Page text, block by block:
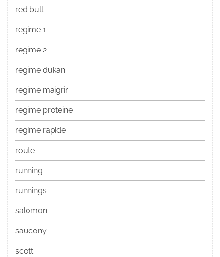
red bull
regime 1
regime 2
regime dukan
regime maigrir
regime proteine
regime rapide
route
running
runnings
salomon
saucony
scott